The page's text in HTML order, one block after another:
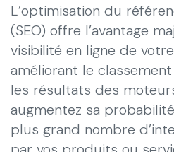
L’optimisation du
(SEO) offre l’avantage
visibilité en ligne de
améliorant le
les résultats des
augmentez sa
plus grand nombre